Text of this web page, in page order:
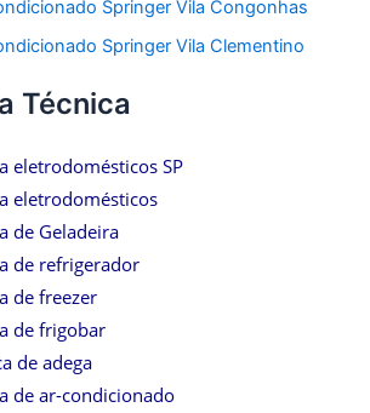
Springer Vila Congonhas
Springer Vila Clementino
Técnica
eletrodomésticos SP
eletrodomésticos
de Geladeira
de refrigerador
de freezer
de frigobar
de adega
de ar-condicionado